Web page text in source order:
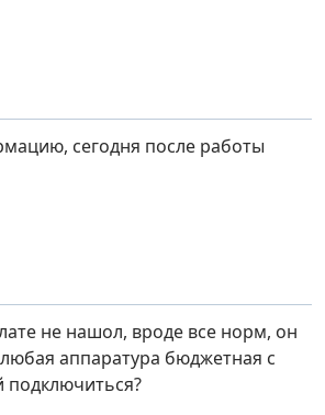
сегодня после работы
не нашол, вроде все норм, он
аппаратура бюджетная с
подключиться?